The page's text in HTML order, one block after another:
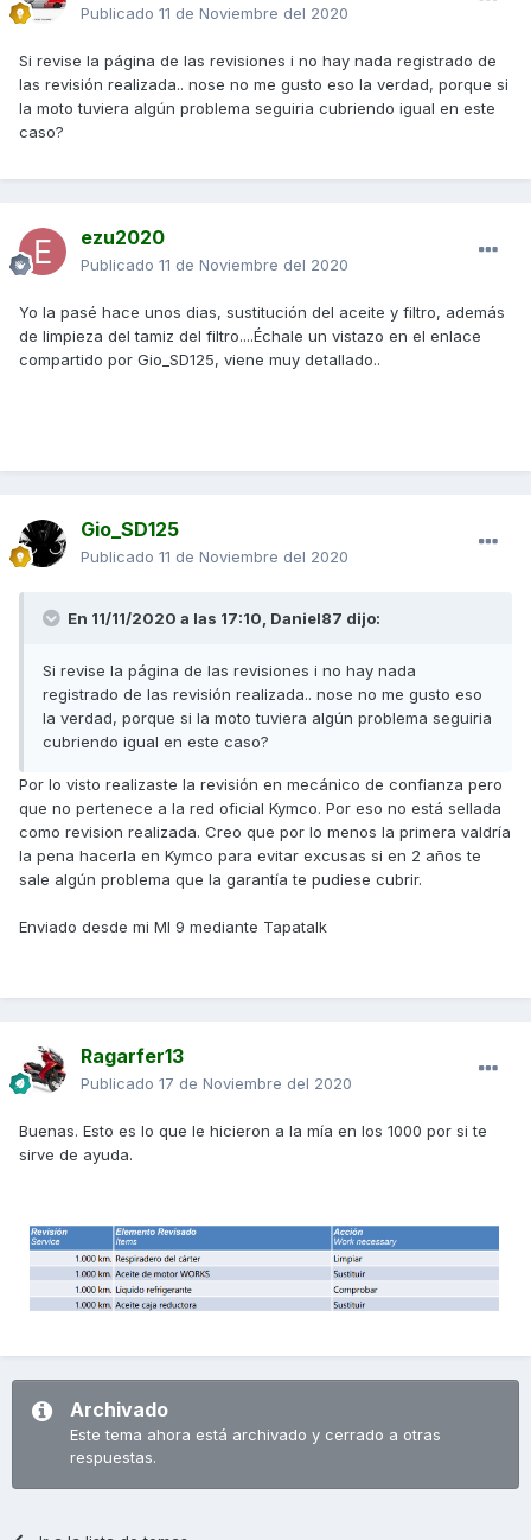
Publicado 11 de Noviembre del 2020
Si revise la página de las revisiones i no hay nada registrado de
las revisión realizada.. nose no me gusto eso la verdad, porque si
la moto tuviera algún problema seguiria cubriendo igual en este
caso?
ezu2020
Publicado 11 de Noviembre del 2020
Yo la pasé hace unos dias, sustitución del aceite y filtro, además
de limpieza del tamiz del filtro....Échale un vistazo en el enlace
compartido por Gio_SD125, viene muy detallado..
Gio_SD125
Publicado 11 de Noviembre del 2020
En 11/11/2020 a las 17:10, Daniel87 dijo:
Si revise la página de las revisiones i no hay nada
registrado de las revisión realizada.. nose no me gusto eso
la verdad, porque si la moto tuviera algún problema seguiria
cubriendo igual en este caso?
Por lo visto realizaste la revisión en mecánico de confianza pero
que no pertenece a la red oficial Kymco. Por eso no está sellada
como revision realizada. Creo que por lo menos la primera valdría
la pena hacerla en Kymco para evitar excusas si en 2 años te
sale algún problema que la garantía te pudiese cubrir.
Enviado desde mi MI 9 mediante Tapatalk
Ragarfer13
Publicado 17 de Noviembre del 2020
Buenas. Esto es lo que le hicieron a la mía en los 1000 por si te
sirve de ayuda.
Archivado
Este tema ahora está archivado y cerrado a otras
respuestas.